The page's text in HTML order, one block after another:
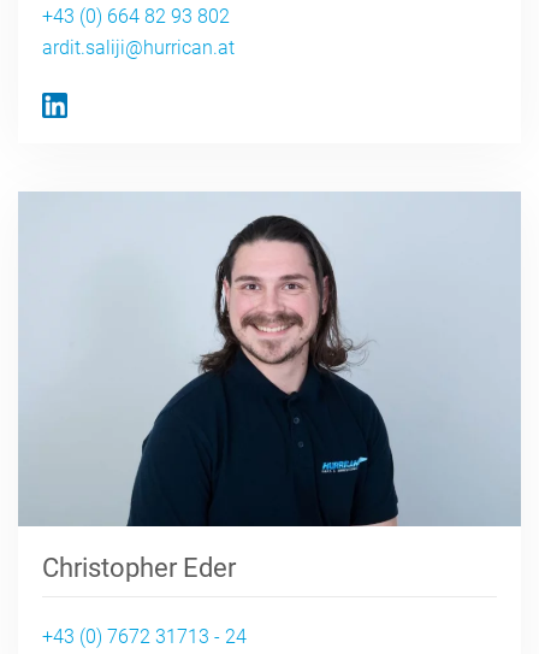
+43 (0) 664 82 93 802
ardit.saliji@hurrican.at
Christopher Eder
+43 (0) 7672 31713 - 24